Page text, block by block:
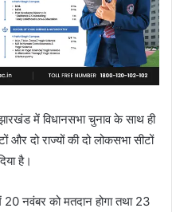
में विधानसभा चुनाव के साथ ही
और दो राज्यों की दो लोकसभा सीटों
है।
20 नवंबर को मतदान होगा तथा 23